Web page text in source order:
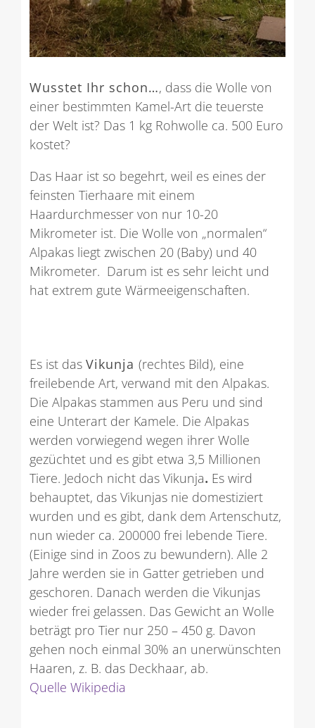
Wusstet Ihr schon…, dass die Wolle von
einer bestimmten Kamel-Art die teuerste
der Welt ist? Das 1 kg Rohwolle ca. 500 Euro
kostet?
Das Haar ist so begehrt, weil es eines der
feinsten Tierhaare mit einem
Haardurchmesser von nur 10-20
Mikrometer ist. Die Wolle von „normalen“
Alpakas liegt zwischen 20 (Baby) und 40
Mikrometer. Darum ist es sehr leicht und
hat extrem gute Wärmeeigenschaften.
Es ist das Vikunja (rechtes Bild), eine
freilebende Art, verwand mit den Alpakas.
Die Alpakas stammen aus Peru und sind
eine Unterart der Kamele. Die Alpakas
werden vorwiegend wegen ihrer Wolle
gezüchtet und es gibt etwa 3,5 Millionen
Tiere. Jedoch nicht das Vikunja. Es wird
behauptet, das Vikunjas nie domestiziert
wurden und es gibt, dank dem Artenschutz,
nun wieder ca. 200000 frei lebende Tiere.
(Einige sind in Zoos zu bewundern). Alle 2
Jahre werden sie in Gatter getrieben und
geschoren. Danach werden die Vikunjas
wieder frei gelassen. Das Gewicht an Wolle
beträgt pro Tier nur 250 – 450 g. Davon
gehen noch einmal 30% an unerwünschten
Haaren, z. B. das Deckhaar, ab.
Quelle Wikipedia